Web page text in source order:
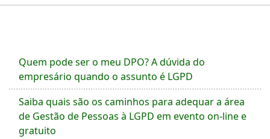
Quem pode ser o meu DPO? A dúvida do
empresário quando o assunto é LGPD
Saiba quais são os caminhos para adequar a área
de Gestão de Pessoas à LGPD em evento on-line e
gratuito